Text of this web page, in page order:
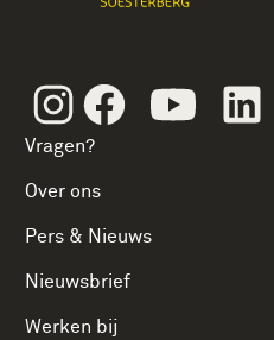
InstagramFacebookYoutube
Vragen?
Over ons
Pers & Nieuws
Nieuwsbrief
Werken bij